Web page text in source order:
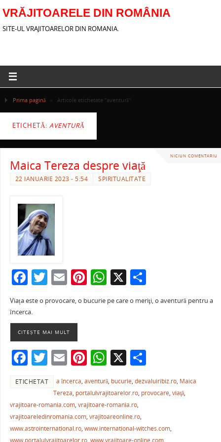
VRĂJITOARELE DIN ROMÂNIA
SITE-UL VRAJITOARELOR DIN ROMANIA.
Prima pagină » Articole etichetate "aventură"
ETICHETĂ: AVENTURĂ
NICIUN COMENTARIU
Maica Tereza despre viaţă
22 IANUARIE 2023 - 5:54 SPIRITUALITATE
F
c
e
b
o
o
k
T
itt
er
E
ai
l
Pi
nt
er
W
at
p
p
X P
ar
ta
ză
Viața este o provocare, o bucurie pe care o meriţi, o aventură pentru a
încerca.
CITEȘTE MAI MULT
F
c
e
b
o
T
itt
er
E
ai
l
Pi
er
e
st
W
h
at
s
A
p
X P
ar
ta
a
ză
ETICHETAT a încerca,aventură, bucurie,dezvaluiribiz.ro, Maica
Tereza, portalulvrajitoarelor.ro, provocare,viaţă,
vrajitoare-romania.com, vrajitoare-romania.ro,
vrajitoareledinromania.com, vrajitoareonline.ro,
www.astrointernational.ro, www.international-witches.com,